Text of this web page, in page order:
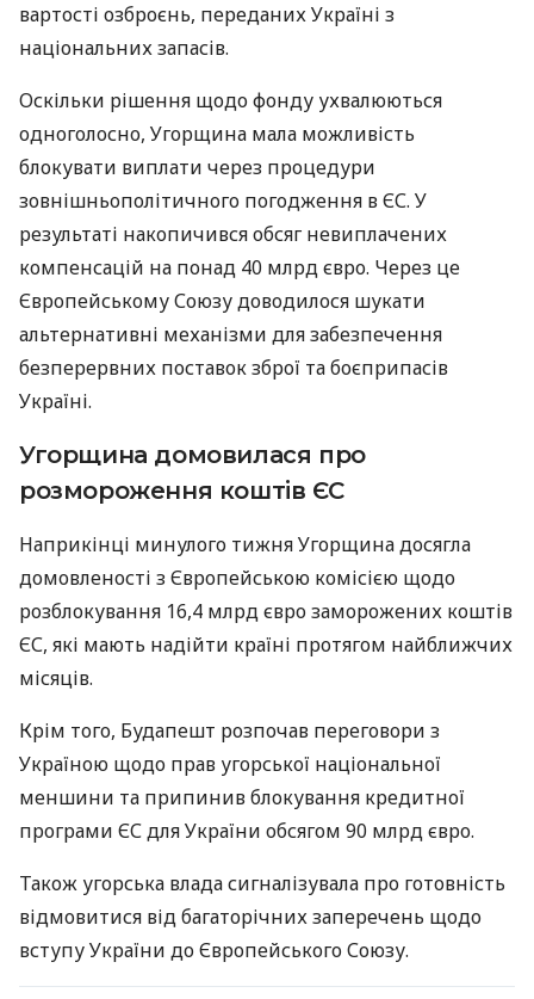
вартості озброєнь, переданих Україні з
національних запасів.
Оскільки рішення щодо фонду ухвалюються
одноголосно, Угорщина мала можливість
блокувати виплати через процедури
зовнішньополітичного погодження в ЄС. У
результаті накопичився обсяг невиплачених
компенсацій на понад 40 млрд євро. Через це
Європейському Союзу доводилося шукати
альтернативні механізми для забезпечення
безперервних поставок зброї та боєприпасів
Україні.
Угорщина домовилася про
розмороження коштів ЄС
Наприкінці минулого тижня Угорщина досягла
домовленості з Європейською комісією щодо
розблокування 16,4 млрд євро заморожених коштів
ЄС, які мають надійти країні протягом найближчих
місяців.
Крім того, Будапешт розпочав переговори з
Україною щодо прав угорської національної
меншини та припинив блокування кредитної
програми ЄС для України обсягом 90 млрд євро.
Також угорська влада сигналізувала про готовність
відмовитися від багаторічних заперечень щодо
вступу України до Європейського Союзу.